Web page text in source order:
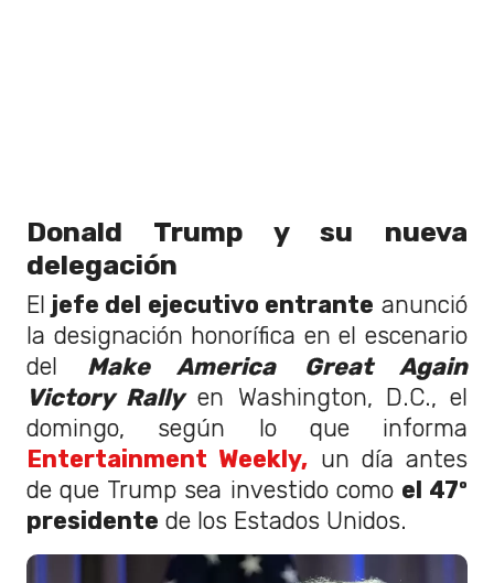
Donald Trump y su nueva
delegación
El jefe del ejecutivo entrante anunció
la designación honorífica en el escenario
del Make America Great Again
Victory Rallyen Washington, D.C., el
domingo, según lo que informa
Entertainment Weekly, un día antes
de que Trump sea investido como el 47º
presidente de los Estados Unidos.